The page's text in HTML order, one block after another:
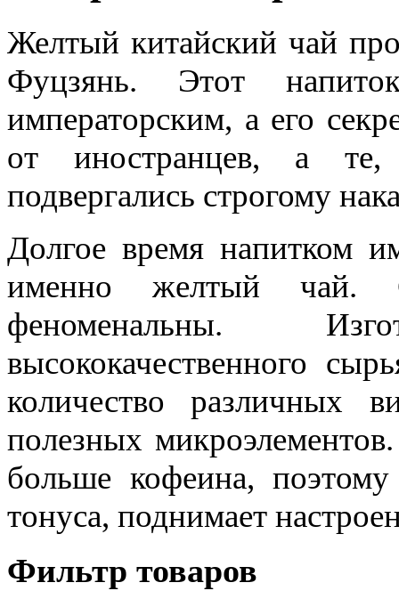
Желтый китайский чай
Фуцзянь. Этот
императорским, а его
от иностранцев, а
подвергались строгому
Долгое время напитком
именно желтый чай.
феноменальны.
высококачественного
количество различных
полезных
больше кофеина,
тонуса, поднимает
Фильтр товаров